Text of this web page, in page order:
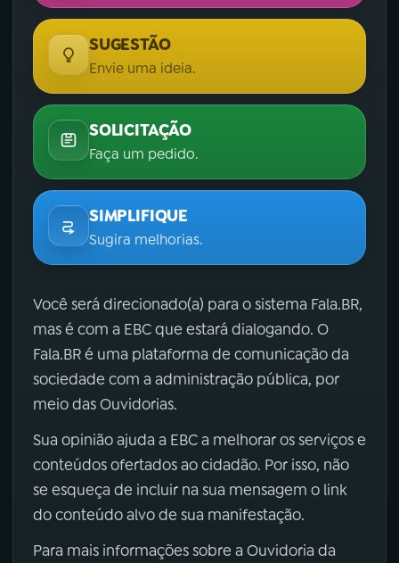
SUGESTÃO
Envie uma ideia.
SOLICITAÇÃO
Faça um pedido.
SIMPLIFIQUE
Sugira melhorias.
Você será direcionado(a) para o sistema Fala.BR,
mas é com a EBC que estará dialogando. O
Fala.BR é uma plataforma de comunicação da
sociedade com a administração pública, por
meio das Ouvidorias.
Sua opinião ajuda a EBC a melhorar os serviços e
conteúdos ofertados ao cidadão. Por isso, não
se esqueça de incluir na sua mensagem o link
do conteúdo alvo de sua manifestação.
Para mais informações sobre a Ouvidoria da